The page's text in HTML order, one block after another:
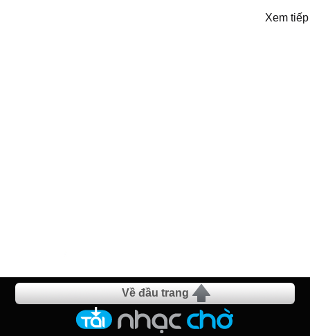
Xem tiếp
Về đầu trang